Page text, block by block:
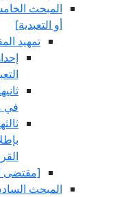
المبحث
أو التعبدية]
تمهيد
في
[مقتضى
المبحث